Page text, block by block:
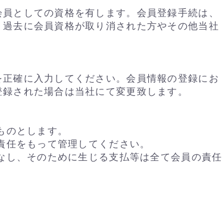
としての資格を有します。会員登録手続は、
去に会員資格が取り消された方やその他当社
確に入力してください。会員情報の登録にお
された場合は当社にて変更致します。
とします。
をもって管理してください。
、そのために生じる支払等は全て会員の責任